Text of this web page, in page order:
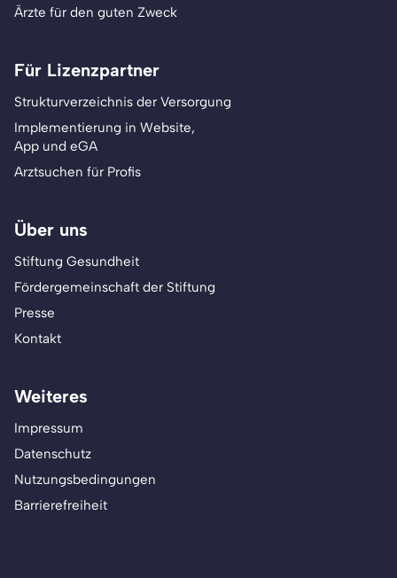
Ärzte für den guten Zweck
Für Lizenzpartner
Strukturverzeichnis der Versorgung
Implementierung in Website,
App und eGA
Arztsuchen für Profis
Über uns
Stiftung Gesundheit
Fördergemeinschaft der Stiftung
Presse
Kontakt
Weiteres
Impressum
Datenschutz
Nutzungsbedingungen
Barrierefreiheit